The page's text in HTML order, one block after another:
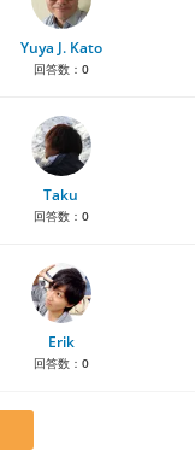
Yuya J. Kato
回答数： 0
Taku
回答数： 0
Erik
回答数： 0